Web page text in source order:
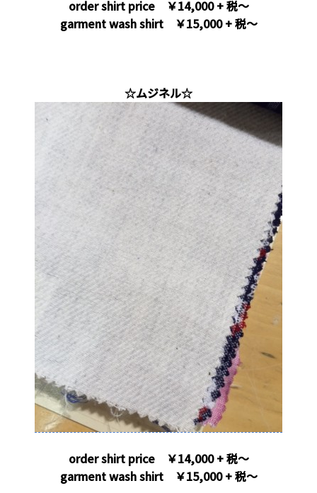
order shirt price ￥14,000 + 税～
garment wash shirt ￥15,000 + 税～
☆ムジネル☆
order shirt price ￥14,000 + 税～
garment wash shirt ￥15,000 + 税～